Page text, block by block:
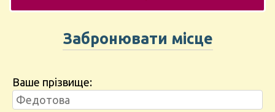
Забронювати місце
Ваше прізвище: